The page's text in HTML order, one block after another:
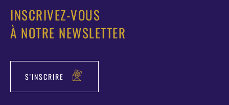
INSCRIVEZ-VOUS
À NOTRE NEWSLETTER
S'INSCRIRE